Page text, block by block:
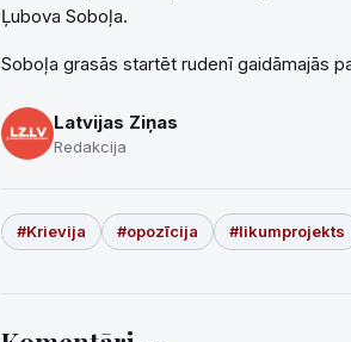
Ļubova Soboļa.
Soboļa grasās startēt rudenī gaidāmajās
Latvijas Ziņas
Redakcija
#Krievija #opozīcija #likumprojekts